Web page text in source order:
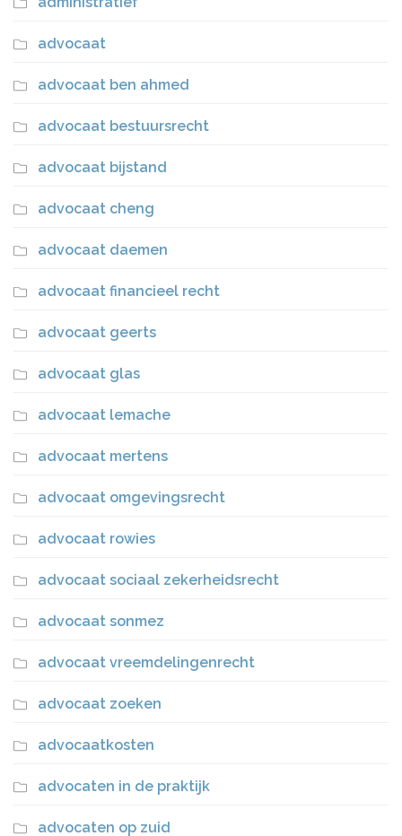
advocaat
advocaat ben ahmed
advocaat bestuursrecht
advocaat bijstand
advocaat cheng
advocaat daemen
advocaat financieel recht
advocaat geerts
advocaat glas
advocaat lemache
advocaat mertens
advocaat omgevingsrecht
advocaat rowies
advocaat sociaal zekerheidsrecht
advocaat sonmez
advocaat vreemdelingenrecht
advocaat zoeken
advocaatkosten
advocaten in de praktijk
advocaten op zuid